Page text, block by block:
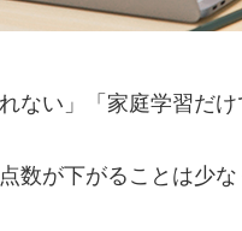
ない」「家庭学習だ
数が下がることは少